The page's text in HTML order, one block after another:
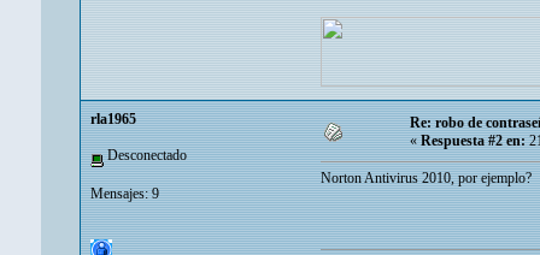
rla1965
Desconectado
Mensajes: 9
Re: robo de
«Respuesta #2 en:
Norton Antivirus 2010, por ejemplo?